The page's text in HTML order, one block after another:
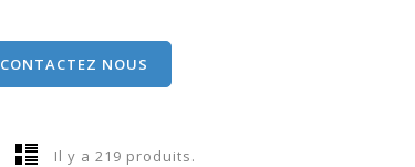
CONTACTEZ NOUS
Il y a 219 produits.